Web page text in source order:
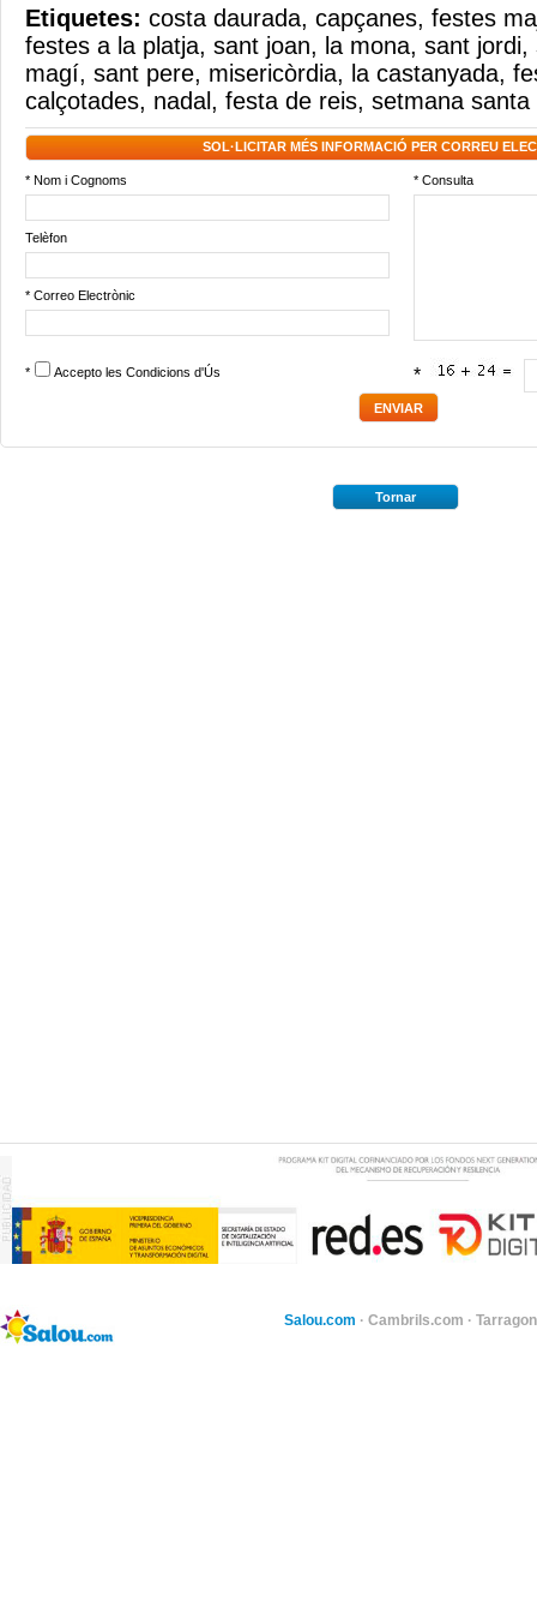
Etiquetes: costa daurada, capçanes, festes
festes a la platja, sant joan, la mona, sant jordi,
magí, sant pere, misericòrdia, la castanyada,
calçotades, nadal , festa de reis, setmana santa
SOL·LICITAR MÉS INFORMACIÓ PER CORREU
* Nom i Cognoms * Consulta
Telèfon
* Correo Electrònic
* Accepto les Condicions d'Ús *
Tornar
Salou.com · Cambrils.com ·